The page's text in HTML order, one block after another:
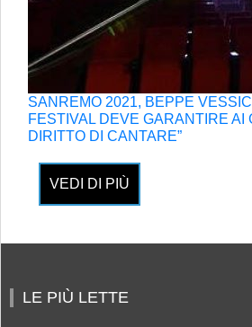
SANREMO 2021, BEPPE
FESTIVAL DEVE GARANTIRE AI
DIRITTO DI CANTARE”
VEDI DI PIÙ
LE PIÙ LETTE